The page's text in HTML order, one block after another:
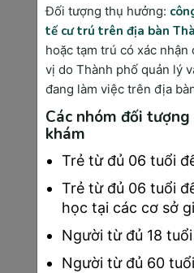
Theo số liệu từ Viện
Bệnh viện K, đây là 5
cao nhất:
Ung thư phổi - 23.667
tổng số ca ung thư):
chủ yếu do hút thuốc và
Dấu hiệu báo động: ho
khó thở tăng dần, đờm
cân không rõ nguyên
Ung thư gan - 18.500
tổng số ca):
Liên quan
B/C mãn tính và xơ gan.
đau tức vùng gan, vùng
Đối tượng thụ hưởng:
tế cư trú trên địa bàn
hoặc tạm trú có xác nhận
vị do Thành phố quản lý
đang làm việc trên địa
Các nhóm đối
khám
Trẻ từ đủ 06 tuổi
Trẻ từ đủ 06 tuổi
học tại các cơ sở
Người từ đủ 18
Người từ đủ 60